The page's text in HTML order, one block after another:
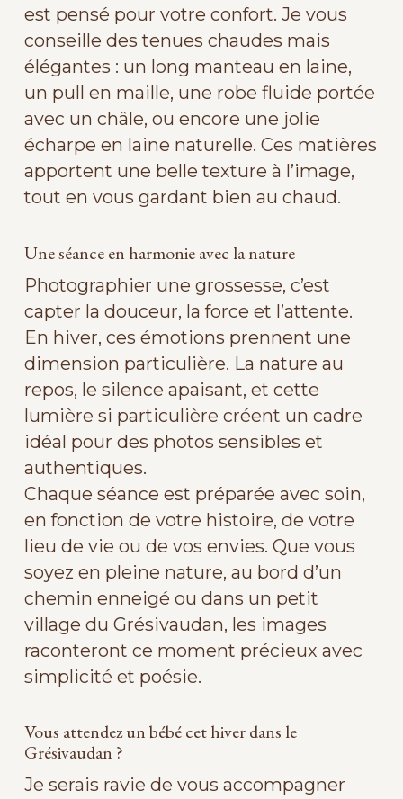
est pensé pour votre confort. Je vous
conseille des tenues chaudes mais
élégantes : un long manteau en laine,
un pull en maille, une robe fluide portée
avec un châle, ou encore une jolie
écharpe en laine naturelle. Ces matières
apportent une belle texture à l’image,
tout en vous gardant bien au chaud.
Une séance en harmonie avec la nature
Photographier une grossesse, c’est
capter la douceur, la force et l’attente.
En hiver, ces émotions prennent une
dimension particulière. La nature au
repos, le silence apaisant, et cette
lumière si particulière créent un cadre
idéal pour des photos sensibles et
authentiques.
Chaque séance est préparée avec soin,
en fonction de votre histoire, de votre
lieu de vie ou de vos envies. Que vous
soyez en pleine nature, au bord d’un
chemin enneigé ou dans un petit
village du Grésivaudan, les images
raconteront ce moment précieux avec
simplicité et poésie.
Vous attendez un bébé cet hiver dans le
Grésivaudan ?
Je serais ravie de vous accompagner